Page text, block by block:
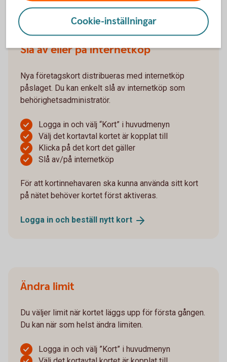
Logga in och aktiverabankkort
Slå av eller på internetköp
Nya företagskort distribueras med internetköp
påslaget. Du kan enkelt slå av internetköp som
behörighetsadministratör.
Logga in och välj “Kort” i huvudmenyn
Välj det kortavtal kortet är kopplat till
Klicka på det kort det gäller
Slå av/på internetköp
För att kortinnehavaren ska kunna använda sitt kort
på nätet behöver kortet först aktiveras.
Logga in och beställ nytt kort
Ändra limit
Du väljer limit när kortet läggs upp för första gången.
Du kan när som helst ändra limiten.
Logga in och välj ”Kort” i huvudmenyn
Cookie-inställningar